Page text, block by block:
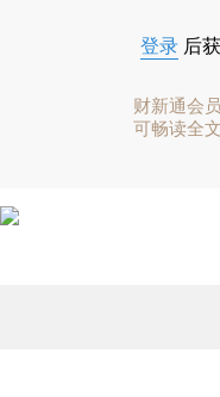
登录 后
财新通会员
可畅读全文